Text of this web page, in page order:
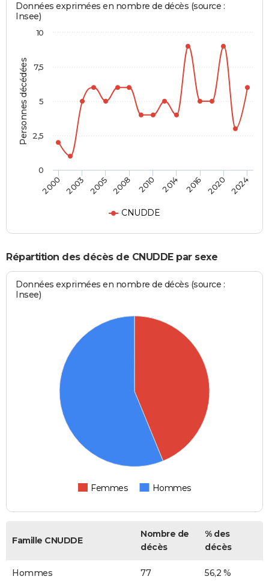
Personnes décédées
Données exprimées en nombre de décès (source :
Insee)
CNUDDE
2000 2003 2005 2008 2010 2014 2016 2020 2024
0
2,5
5
7,5
10
Répartition des décès de CNUDDE par sexe
Données exprimées en nombre de décès (source :
Insee)
Femmes Hommes
Famille CNUDDE
Nombre de
décès
% des
décès
Hommes 77 56,2 %